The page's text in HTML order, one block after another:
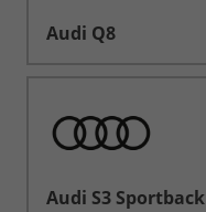
Audi Q8
Audi S3 Sportback